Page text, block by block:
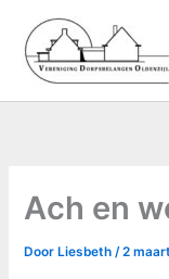
naar
Ach en
Door Liesbeth/2